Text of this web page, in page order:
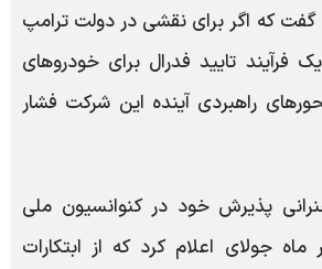
گفت که اگر برای نقشی در دولت ترامپ
فرآیند تایید فدرال برای خودروهای
راهبردی آینده این شرکت فشار
پذیرش خود در کنوانسیون ملی
جولای اعلام کرد که از ابتکارات